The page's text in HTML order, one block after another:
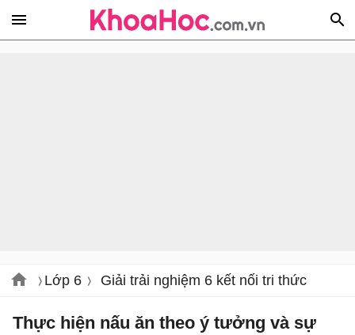
Lớp 6 Giải trải nghiệm 6 kết nối tri thức
Thực hiện nấu ăn theo ý tưởng và sự